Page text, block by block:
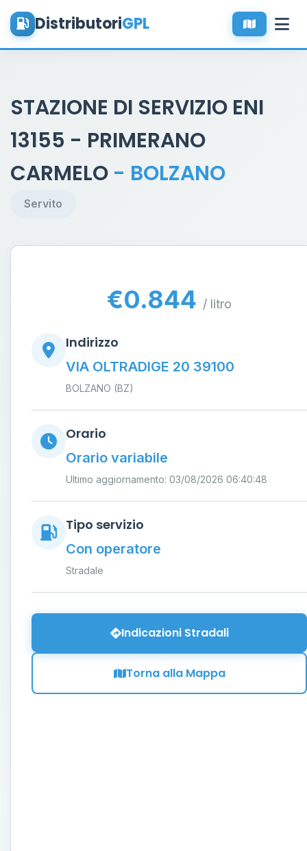
DistributoriGPL
STAZIONE DI SERVIZIO ENI
13155 - PRIMERANO
CARMELO - BOLZANO
Servito
€0.844 / litro
Indirizzo
VIA OLTRADIGE 20 39100
BOLZANO (BZ)
Orario
Orario variabile
Ultimo aggiornamento: 03/08/2026 06:40:48
Tipo servizio
Con operatore
Stradale
Indicazioni Stradali
Torna alla Mappa